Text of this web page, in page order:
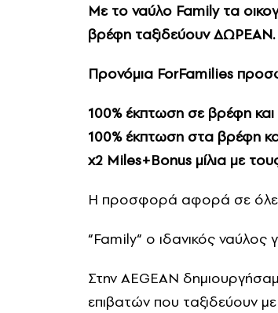
Με το ναύλο Family τα
βρέφη ταξιδεύουν ΔΩΡΕΑΝ.
Προνόμια ForFamilies
100% έκπτωση σε βρέφη
100% έκπτωση στα βρέφη
x2 Miles+Bonus μίλια με
Η προσφορά αφορά σε όλες
“Family“ ο ιδανικός ναύλος
Στην AEGEAN
επιβατών που ταξιδεύουν